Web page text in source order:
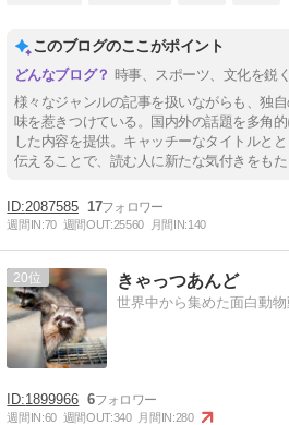
このブログのここがポイント
時事、スポーツ、文化を鋭
様々なジャンルの記事を扱いながらも、独
味を惹きつけている。国内外の話題を多角
した内容を提供。キャッチーなタイトルと
伝えることで、読む人に新たな気付きをもた
2087585 17
週間IN:70 週間OUT:25560 月間IN:140
20 きゃっつあんど
世界中から集めた面白動
1899966 6
週間IN:60 週間OUT:340 月間IN:280